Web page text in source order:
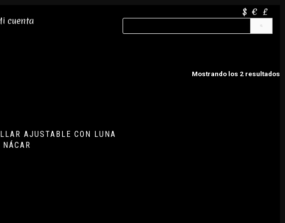
cuenta
$€ £
Mostrando los 2 resultados
AJUSTABLE CON LUNA
NÁCAR